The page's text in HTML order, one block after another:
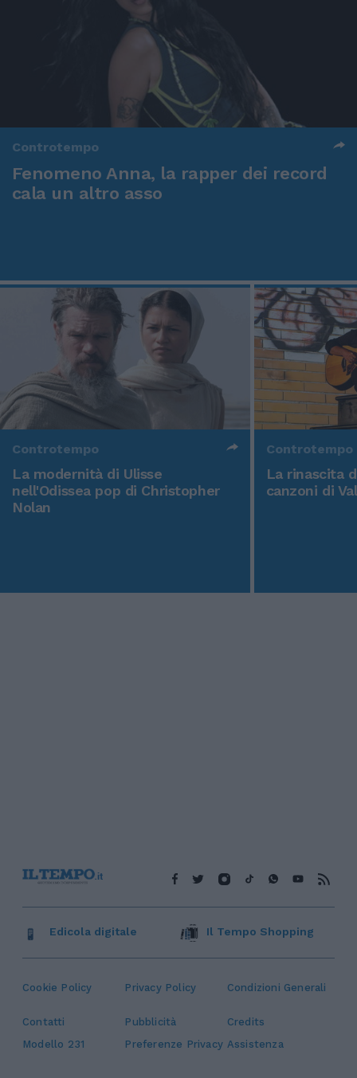
Controtempo
Fenomeno Anna, la rapper dei record
cala un altro asso
Controtempo
La modernità di Ulisse
nell'Odissea pop di Christopher
Nolan
Controtempo
La rinascita
canzoni di
Cookie Policy Privacy Policy Condizioni Generali
Contatti Pubblicità
Credits
Modello 231
Preferenze Privacy Assistenza
Edicola digitale Il Tempo Shopping